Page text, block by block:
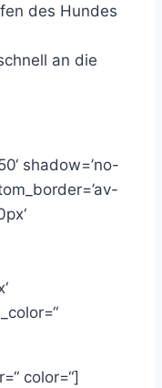
des Hundes
an die
shadow=’no-
color=“]